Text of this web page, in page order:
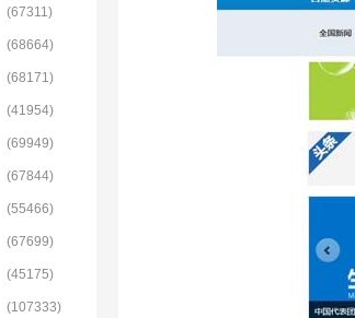
(67311)
(68664)
(68171)
(41954)
(69949)
(67844)
(55466)
(67699)
(45175)
(107333)